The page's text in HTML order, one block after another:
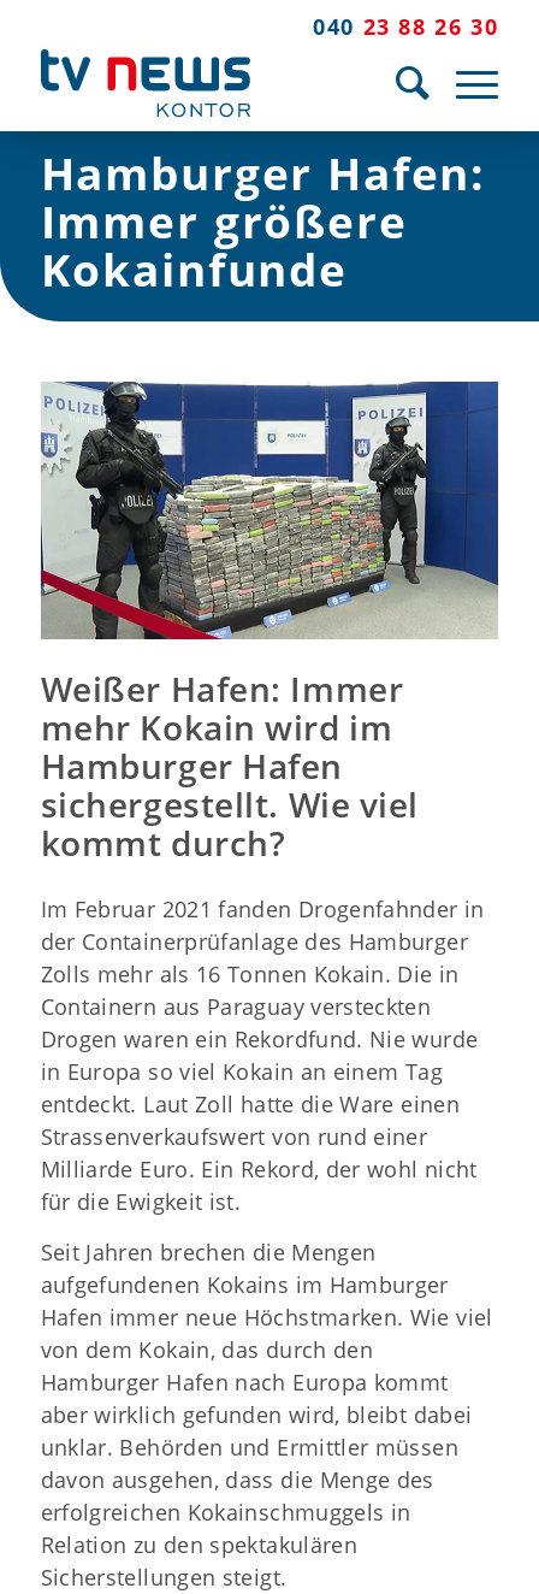
040 23 88 26 30
Hamburger Hafen:
Immer größere
Kokainfunde
Weißer Hafen: Immer
mehr Kokain wird im
Hamburger Hafen
sichergestellt. Wie viel
kommt durch?
Im Februar 2021 fanden Drogenfahnder in
der Containerprüfanlage des Hamburger
Zolls mehr als 16 Tonnen Kokain. Die in
Containern aus Paraguay versteckten
Drogen waren ein Rekordfund. Nie wurde
in Europa so viel Kokain an einem Tag
entdeckt. Laut Zoll hatte die Ware einen
Strassenverkaufswert von rund einer
Milliarde Euro. Ein Rekord, der wohl nicht
für die Ewigkeit ist.
Seit Jahren brechen die Mengen
aufgefundenen Kokains im Hamburger
Hafen immer neue Höchstmarken. Wie viel
von dem Kokain, das durch den
Hamburger Hafen nach Europa kommt
aber wirklich gefunden wird, bleibt dabei
unklar. Behörden und Ermittler müssen
davon ausgehen, dass die Menge des
erfolgreichen Kokainschmuggels in
Relation zu den spektakulären
Sicherstellungen steigt.